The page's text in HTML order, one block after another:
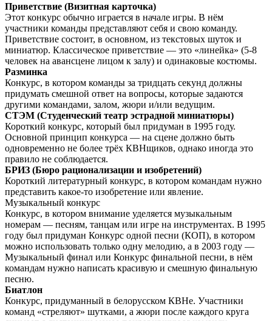
Приветствие (Визитная карточка)
Этот конкурс обычно играется в начале игры. В нём
участники команды представляют себя и свою команду.
Приветствие состоит, в основном, из текстовых шуток и
миниатюр. Классическое приветствие — это «линейка» (5-8
человек на авансцене лицом к залу) и одинаковые костюмы.
Разминка
Конкурс, в котором команды за тридцать секунд должны
придумать смешной ответ на вопросы, которые задаются
другими командами, залом, жюри и/или ведущим.
СТЭМ (Студенческий театр эстрадной миниатюры)
Короткий конкурс, который был придуман в 1995 году.
Основной принцип конкурса — на сцене должно быть
одновременно не более трёх КВНщиков, однако иногда это
правило не соблюдается.
БРИЗ (Бюро рационализации и изобретений)
Короткий литературный конкурс, в котором командам нужно
представить какое-то изобретение или явление.
Музыкальный конкурс
Конкурс, в котором внимание уделяется музыкальным
номерам — песням, танцам или игре на инструментах. В 1995
году был придуман Конкурс одной песни (КОП), в котором
можно использовать только одну мелодию, а в 2003 году —
Музыкальный финал или Конкурс финальной песни, в нём
командам нужно написать красивую и смешную финальную
песню.
Биатлон
Конкурс, придуманный в белорусском КВНе. Участники
команд «стреляют» шутками, а жюри после каждого круга